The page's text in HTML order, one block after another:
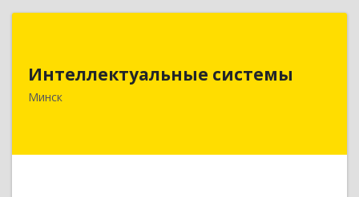
Интеллектуальные системы
Минск
220073, г.Минск, ул. Пинская, д. 28А, пом.26